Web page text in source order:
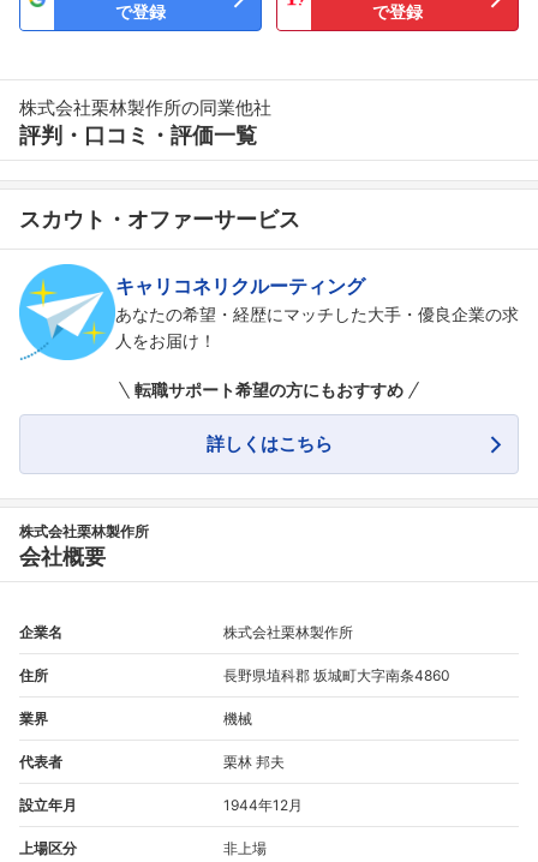
で登録
で登録
株式会社栗林製作所の同業他社
評判・口コミ・評価一覧
スカウト・オファーサービス
キャリコネリクルーティング
あなたの希望・経歴にマッチした大手・優良企業の求
人をお届け！
転職サポート希望の方にもおすすめ
詳しくはこちら
株式会社栗林製作所
会社概要
企業名 株式会社栗林製作所
住所 長野県埴科郡 坂城町大字南条4860
業界 機械
代表者 栗林 邦夫
設立年月 1944年12月
上場区分 非上場